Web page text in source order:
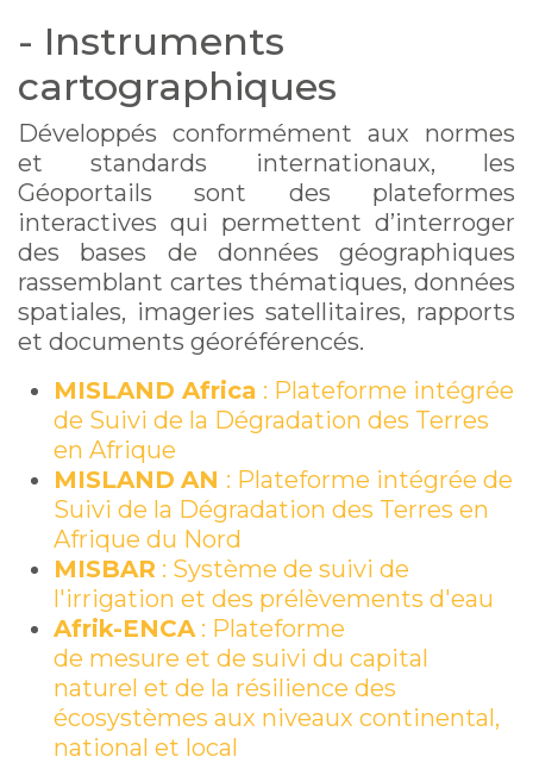
- Instruments
cartographiques
Développés conformément aux normes
et standards internationaux, les
Géoportails sont des plateformes
interactives qui permettent d’interroger
des bases de données géographiques
rassemblant cartes thématiques, données
spatiales, imageries satellitaires, rapports
et documents géoréférencés.
MISLAND Africa : Plateforme intégrée
de Suivi de la Dégradation des Terres
en Afrique
MISLAND AN : Plateforme intégrée de
Suivi de la Dégradation des Terres en
Afrique du Nord
MISBAR : Système de suivi de
l'irrigation et des prélèvements d'eau
Afrik-ENCA: Plateforme
de mesure et de suivi du capital
naturel et de la résilience des
écosystèmes aux niveaux continental,
national et local